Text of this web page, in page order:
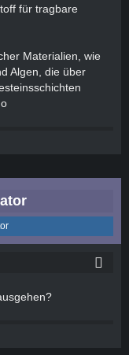
für tragbare
Materialien, wie
Algen, die über